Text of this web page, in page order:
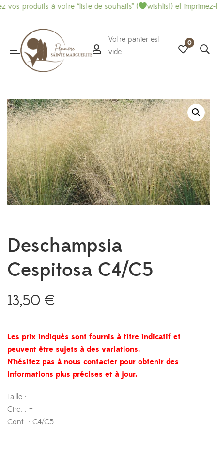
à votre “liste de souhaits” ( wishlist) et imprimez-là
Votre panier est
vide.
0
Deschampsia
Cespitosa C4/C5
13,50 €
Les prix indiqués sont fournis à titre indicatif et
peuvent être sujets à des variations.
N’hésitez pas à nous contacter pour obtenir des
informations plus précises et à jour.
Taille : –
Circ. : –
Cont. : C4/C5